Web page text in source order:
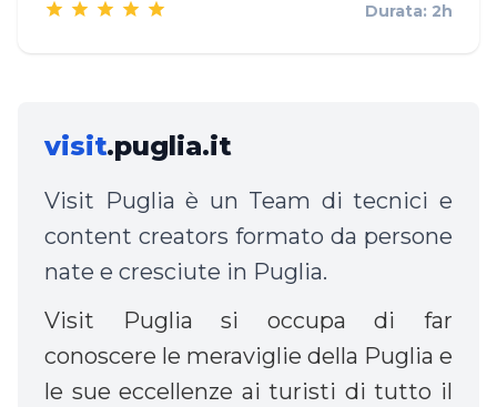
Durata: 2h
visit.puglia.it
Visit Puglia è un Team di tecnici e
content creators formato da persone
nate e cresciute in Puglia.
Visit Puglia si occupa di far
conoscere le meraviglie della Puglia e
le sue eccellenze ai turisti di tutto il